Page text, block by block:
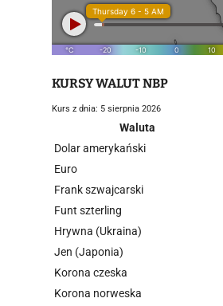
KURSY WALUT NBP
Kurs z dnia: 5 sierpnia 2026
Waluta
Dolar amerykański
Euro
Frank szwajcarski
Funt szterling
Hrywna (Ukraina)
Jen (Japonia)
Korona czeska
Korona norweska